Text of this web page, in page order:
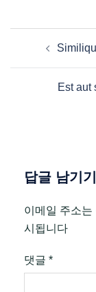
navigation
Est aut
답글 남기기
이메일 주소는
시됩니다
댓글 *